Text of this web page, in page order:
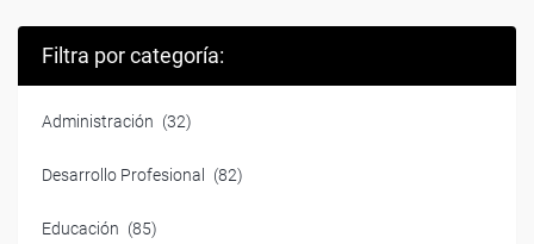
Filtra por categoría:
Administración (32)
Desarrollo Profesional (82)
Educación (85)